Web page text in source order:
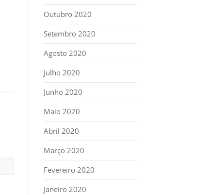
Outubro 2020
Setembro 2020
Agosto 2020
Julho 2020
Junho 2020
Maio 2020
Abril 2020
Março 2020
Fevereiro 2020
Janeiro 2020